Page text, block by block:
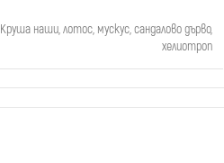
Круша наши,лотос, мускус,сандалово дърво,
хелиотроп